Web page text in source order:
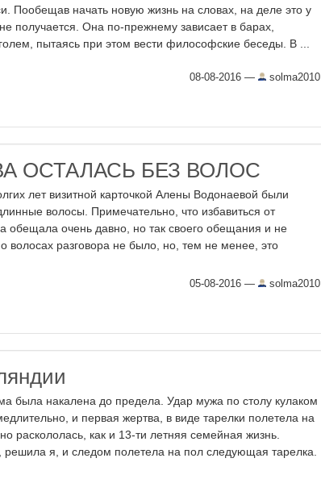
Пообещав начать новую жизнь на словах, на деле это у
получается. Она по-прежнему зависает в барах,
пытаясь при этом вести философские беседы. В ...
08-08-2016 — solma2010
ОСТАЛАСЬ БЕЗ ВОЛОС
лет визитной карточкой Алены Водонаевой были
волосы. Примечательно, что избавиться от
обещала очень давно, но так своего обещания и не
волосах разговора не было, но, тем не менее, это
05-08-2016 — solma2010
была накалена до предела. Удар мужа по столу кулаком
и первая жертва, в виде тарелки полетела на
раскололась, как и 13-ти летняя семейная жизнь.
решила я, и следом полетела на пол следующая тарелка.